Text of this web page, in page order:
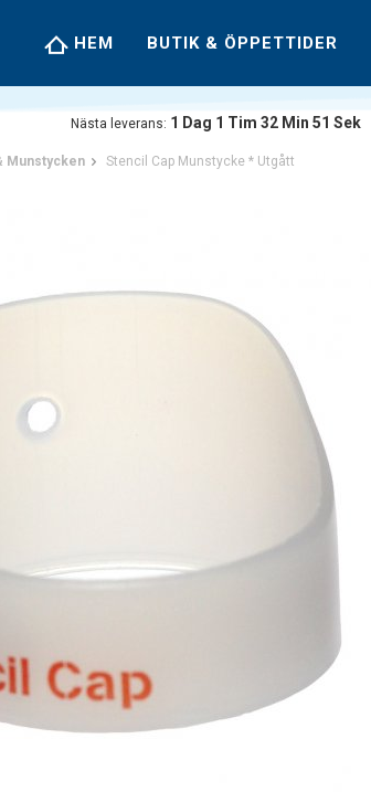
HEM BUTIK & ÖPPETTIDER
Nästa leverans: 1 Dag 1 Tim 32Min 50 Sek
Munstycken Stencil Cap Munstycke * Utgått